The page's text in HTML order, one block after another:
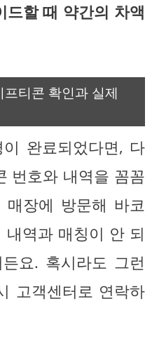
드할 때 약간의 차액
티콘 확인과 실제
완료되었다면, 다
번호와 내역을 꼼꼼
장에 방문해 바코
역과 매칭이 안 되
요. 혹시라도 그런
고객센터로 연락하